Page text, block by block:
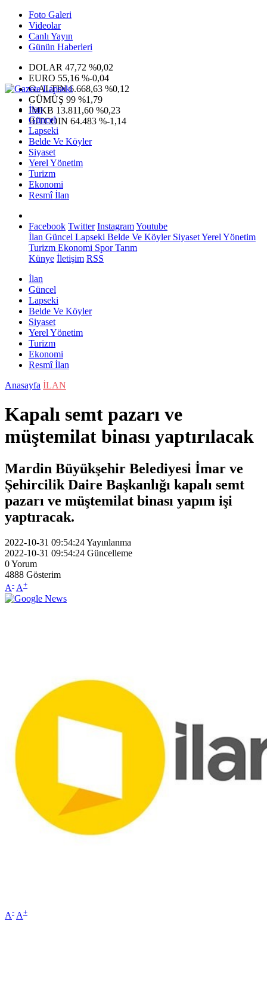
Foto Galeri
Videolar
Canlı Yayın
Günün Haberleri
DOLAR 47,72 %0,02
EURO 55,16 %-0,04
G.ALTIN6.668,63 %0,12
GÜMÜŞ 99 %1,79
IMKB 13.811,60 %0,23
BITCOIN 64.483 %-1,14
İlan
Güncel
Lapseki
Belde Ve Köyler
Siyaset
Yerel Yönetim
Turizm
Ekonomi
Resmî İlan
Facebook Twitter InstagramYoutube
İlan Güncel Lapseki Belde Ve KöylerSiyasetYerel Yönetim
Turizm Ekonomi SporTarım
Künye İletişim RSS
İlan
Güncel
Lapseki
Belde Ve Köyler
Siyaset
Yerel Yönetim
Turizm
Ekonomi
Resmî İlan
Anasayfa İLAN
Kapalı semt pazarı ve
müştemilat binası yaptırılacak
Mardin Büyükşehir Belediyesi İmar ve
Şehircilik Daire Başkanlığı kapalı semt
pazarı ve müştemilat binası yapım işi
yaptıracak.
2022-10-31 09:54:24Yayınlanma
2022-10-31 09:54:24 Güncelleme
0Yorum
4888 Gösterim
A- A+
A- A+